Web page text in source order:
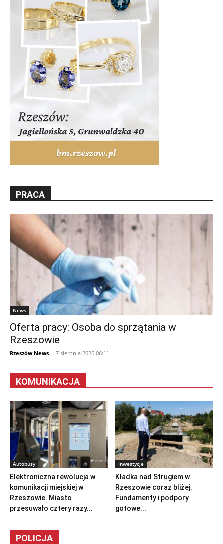
PRACA
News
Oferta pracy: Osoba do sprzątania w
Rzeszowie
Rzeszów News - 7 sierpnia 2026 06:11
KOMUNIKACJA
Autobusy
Elektroniczna rewolucja w
komunikacji miejskiej w
Rzeszowie. Miasto
przesuwało cztery razy...
Inwestycje
Kładka nad Strugiem w
Rzeszowie coraz bliżej.
Fundamenty i podpory
gotowe...
POLICJA